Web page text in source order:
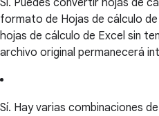
formato de Hojas de cálculo
hojas de cálculo de Excel sin
archivo original permanecerá
Sí. Hay varias combinaciones